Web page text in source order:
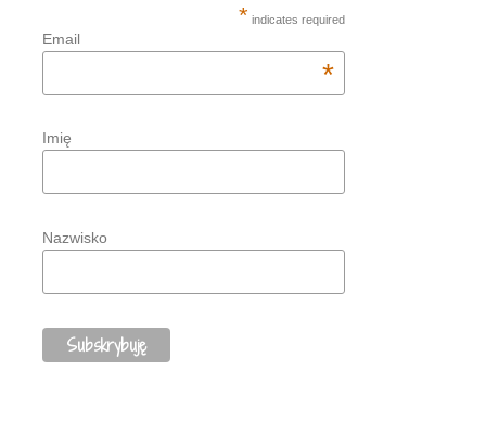
* indicates required
Email
*
Imię
Nazwisko